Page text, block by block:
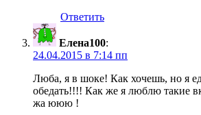
Ответить
Елена100:
24.04.2015 в 7:14 пп
Люба, я в шоке! Как хочешь, но я
обедать!!!! Как же я люблю
жа ююю !